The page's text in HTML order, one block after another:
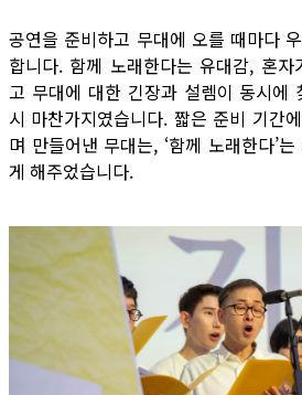
공연을 준비하고 무대에 오를 때마다
합니다. 함께 노래한다는 유대감, 혼
고 무대에 대한 긴장과 설렘이 동시에
시 마찬가지였습니다. 짧은 준비 기간
며 만들어낸 무대는, ‘함께 노래한다’
게 해주었습니다.